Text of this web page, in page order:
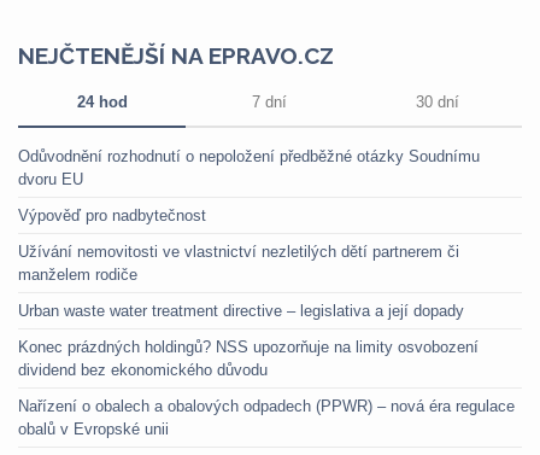
NEJČTENĚJŠÍ NA EPRAVO.CZ
24 hod 7 dní 30 dní
Odůvodnění rozhodnutí o nepoložení předběžné otázky Soudnímu
dvoru EU
Výpověď pro nadbytečnost
Užívání nemovitosti ve vlastnictví nezletilých dětí partnerem či
manželem rodiče
Urban waste water treatment directive – legislativa a její dopady
Konec prázdných holdingů? NSS upozorňuje na limity osvobození
dividend bez ekonomického důvodu
Nařízení o obalech a obalových odpadech (PPWR) – nová éra regulace
obalů v Evropské unii